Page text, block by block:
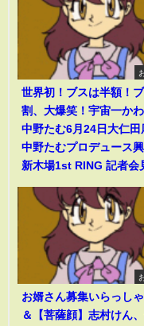
世界初！ブスは半額！
割、大爆笑！宇宙一か
中野たむ6月24日大仁田
中野たむプロデュース
新木場1st RING 記者会
お婿さん募集いらっし
＆【菩薩顔】志村けん